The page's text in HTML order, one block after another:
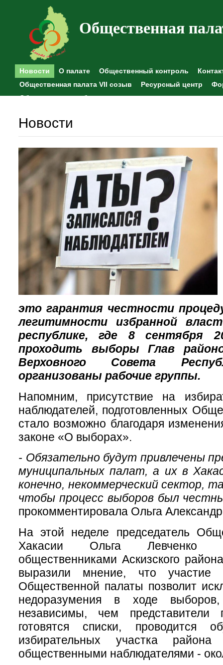
Общественная
Новости О палате Общественный контроль
Общественная палата VII созыв
Ресурсный центр
Общественные наблюдения
Новости
это гарантия честности
легитимности избранной
республике, где 8 сентября
проходить выборы Глав
Верховного Совета
организованы рабочие группы.
Напомним, присутствие на
наблюдателей, подготовленных
стало возможно благодаря
законе «О выборах».
- Обязательно будут привлечены
муниципальных палат, а их в
конечно, некоммерческий сектор,
чтобы процесс выборов был
прокомментировала Ольга
На этой неделе председатель
Хакасии Ольга Левченко
общественниками Аскизского
выразили мнение, что участие
Общественной палаты позволит
недоразумения в ходе
независимы, чем
готовятся списки, проводится
избирательных участка
общественными наблюдателями -